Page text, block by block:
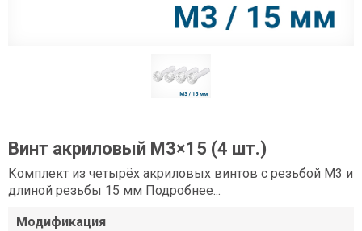
Винт акриловый М3×15 (4 шт.)
Комплект из четырёх акриловых винтов с резьбой М3 и
длиной резьбы 15 мм Подробнее...
Модификация